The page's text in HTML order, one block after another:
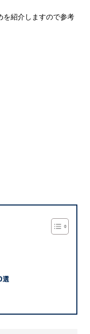
を紹介しますので参考
選